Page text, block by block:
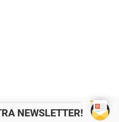
NEWSLETTER!